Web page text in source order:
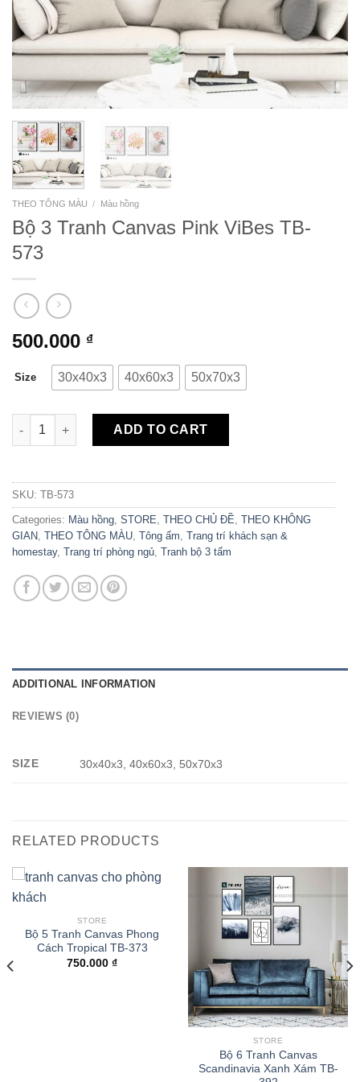
THEO TÔNG MÀU / Màu hồng
Bộ 3 Tranh Canvas Pink ViBes TB-
573
500.000 ₫
Size 30x40x3 40x60x3 50x70x3
Bộ 3 Tranh Canvas Pink ViBes TB-573 quantity
ADD TO CART
SKU: TB-573
Categories: Màu hồng, STORE, THEO CHỦ ĐỀ, THEO KHÔNG
GIAN, THEO TÔNG MÀU, Tông ấm, Trang trí khách sạn &
homestay, Trang trí phòng ngủ, Tranh bộ 3 tấm
ADDITIONAL INFORMATION
REVIEWS (0)
SIZE 30x40x3, 40x60x3, 50x70x3
RELATED PRODUCTS
STORE
Bộ 5 Tranh Canvas Phong
Cách Tropical TB-373
750.000 ₫
STORE
Bộ 6 Tranh Canvas
Scandinavia Xanh Xám TB-